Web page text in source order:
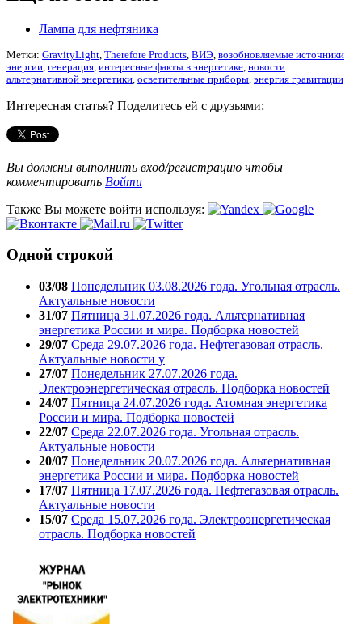
Лампа для нефтяника
Метки: GravityLight Therefore Products ВИЭ возобновляемые источники
энергии генерация интересные факты в энергетике новости
альтернативной энергетики осветительные приборы энергия гравитации
Интересная статья? Поделитесь ей с друзьями:
Вы должны выполнить вход/регистрацию чтобы
комментировать Войти
Также Вы можете войти используя:
Одной строкой
03/08 Понедельник 03.08.2026 года. Угольная отрасль.
Актуальные новости
31/07 Пятница 31.07.2026 года. Альтернативная
энергетика России и мира. Подборка новостей
29/07 Среда 29.07.2026 года. Нефтегазовая отрасль.
Актуальные новости у
27/07 Понедельник 27.07.2026 года.
Электроэнергетическая отрасль. Подборка новостей
24/07 Пятница 24.07.2026 года. Атомная энергетика
России и мира. Подборка новостей
22/07 Среда 22.07.2026 года. Угольная отрасль.
Актуальные новости
20/07 Понедельник 20.07.2026 года. Альтернативная
энергетика России и мира. Подборка новостей
17/07 Пятница 17.07.2026 года. Нефтегазовая отрасль.
Актуальные новости
15/07 Среда 15.07.2026 года. Электроэнергетическая
отрасль. Подборка новостей